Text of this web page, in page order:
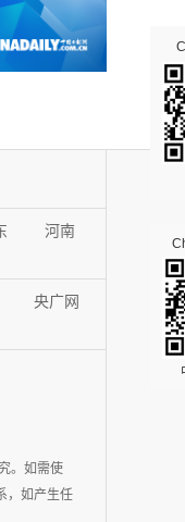
河南
央广网
。如需使
，如产生任